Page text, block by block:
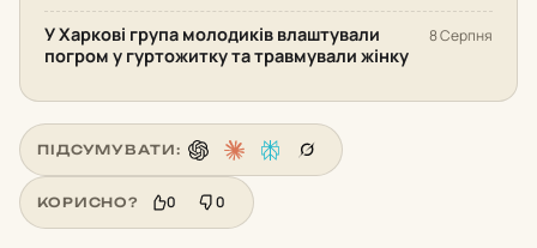
У Харкові група молодиків влаштували
погром у гуртожитку та травмували жінку
8 Серпня
ПІДСУМУВАТИ:
КОРИСНО? 0 0